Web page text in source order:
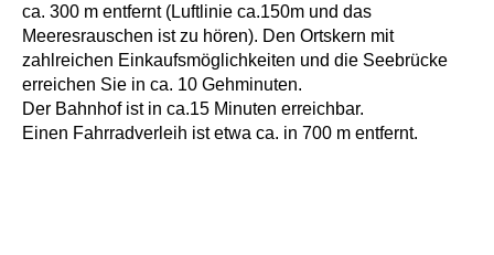
ca. 300 m entfernt (Luftlinie ca.150m und das
Meeresrauschen ist zu hören). Den Ortskern mit
zahlreichen Einkaufsmöglichkeiten und die Seebrücke
erreichen Sie in ca. 10 Gehminuten.
Der Bahnhof ist in ca.15 Minuten erreichbar.
Einen Fahrradverleih ist etwa ca. in 700 m entfernt.